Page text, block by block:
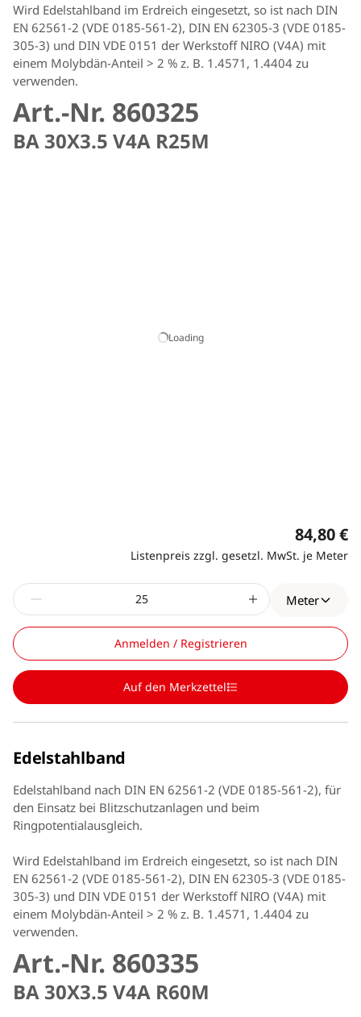
Wird Edelstahlband im Erdreich eingesetzt, so ist nach DIN
EN 62561-2 (VDE 0185-561-2), DIN EN 62305-3 (VDE 0185-
305-3) und DIN VDE 0151 der Werkstoff NIRO (V4A) mit
einem Molybdän-Anteil > 2 % z. B. 1.4571, 1.4404 zu
verwenden.
Art.-Nr. 860325
BA 30X3.5 V4A R25M
Loading
84,80 €
Listenpreis zzgl. gesetzl. MwSt. je Meter
Meter
Anmelden / Registrieren
Auf den Merkzettel
Edelstahlband
Edelstahlband nach DIN EN 62561-2 (VDE 0185-561-2), für
den Einsatz bei Blitzschutzanlagen und beim
Ringpotentialausgleich.
Wird Edelstahlband im Erdreich eingesetzt, so ist nach DIN
EN 62561-2 (VDE 0185-561-2), DIN EN 62305-3 (VDE 0185-
305-3) und DIN VDE 0151 der Werkstoff NIRO (V4A) mit
einem Molybdän-Anteil > 2 % z. B. 1.4571, 1.4404 zu
verwenden.
Art.-Nr. 860335
BA 30X3.5 V4A R60M